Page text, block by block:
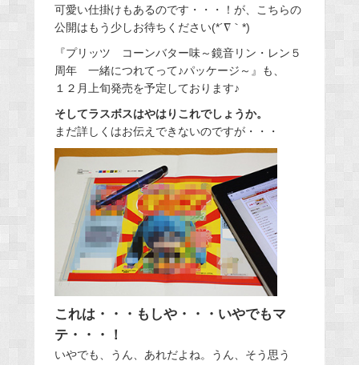
可愛い仕掛けもあるのです・・・！が、こちらの
公開はもう少しお待ちください(*´∇｀*)
『プリッツ コーンバター味～鏡音リン・レン５
周年 一緒につれてって♪パッケージ～』も、
１２月上旬発売を予定しております♪
そしてラスボスはやはりこれでしょうか。
まだ詳しくはお伝えできないのですが・・・
これは・・・もしや・・・いやでもマ
テ・・・！
いやでも、うん、あれだよね。うん、そう思う